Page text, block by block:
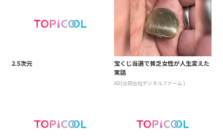
2.5次元
宝くじ当選で貧乏女性が人生変えた
実話
AD(合同会社デジタルファーム )